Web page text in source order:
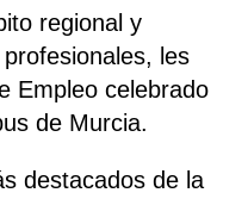
regional y
les
Empleo celebrado
de Murcia.
destacados de la